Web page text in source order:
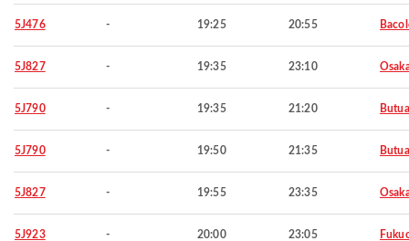
5J476 - 19:25 20:55
5J827 - 19:35 23:10
5J790 - 19:35 21:20
5J790 - 19:50 21:35
5J827 - 19:55 23:35
5J923 - 20:00 23:05